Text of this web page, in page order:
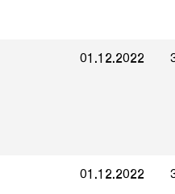
01.12.2022
01.12.2022